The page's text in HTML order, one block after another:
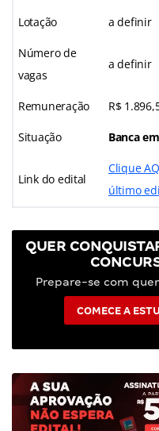
Lotação a definir
Número de
vagas
a definir
Remuneração R$
Situação Banca
Link do edital
Clique
último
QUER
Prepare-se com
COMECE A